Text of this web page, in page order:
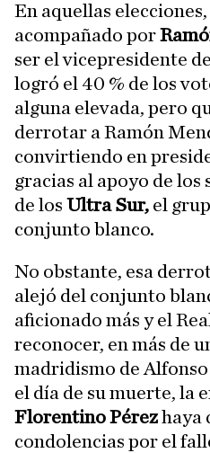
En aquellas
acompañado por
ser el vicepresidente
logró el 40 % de los
alguna elevada, pero
derrotar a Ramón
convirtiendo en
gracias al apoyo de los
de los Ultra Sur, el
conjunto blanco.
No obstante, esa
alejó del conjunto
aficionado más y el
reconocer, en más de
madridismo de Alfonso
el día de su muerte, la
Florentino Pérezhaya
condolencias por el